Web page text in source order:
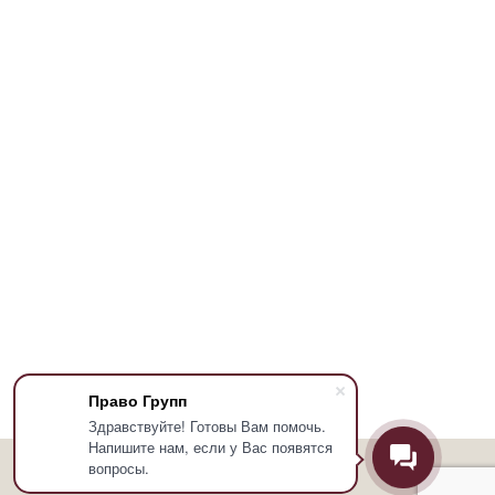
Право Групп
Здравствуйте! Готовы Вам помочь.
Напишите нам, если у Вас появятся
вопросы.